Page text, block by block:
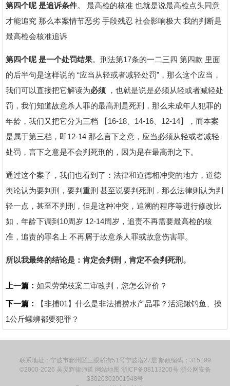
第四个呢 是追诉条件。 最高检的核准 也就是说最高检点头同意
才能追究 那么本案情节恶劣 手段残忍 社会影响极大 我的判断是
最高检会核准追诉
第四个呢 是一个处罚结果。刑法第17条的一二三四 第四款 里面
的后半句是这样说的 “应当从轻或者减轻处罚”，那么这个应当，
我们可以直接把它解读为必须 ，也就是说是必须从轻或者减轻处
罚，我们知道故意杀人罪的最高刑是死刑，那么未成年人犯罪的
年龄，我们又把它分为三档 【16-18、14-16、12-14】，而本案
是属于第三档，即12-14 那么言下之意，应当必须从轻或者减轻
处罚，言下之意是不会判死刑的，因为是在最高刑之下。
通过这个案子，我们也看到了：法律和道德相冲突的地方，道德
舆论认为要判刑，要判重刑 甚至说要判死刑，那么法律则认为判
轻一点，甚至不判刑，但是这种冲突，追溯的程序等进行修改比
如，年龄下调到10周岁 12-14周岁，追责不再需要最高检的核
准，追责的罪名上 不再屑于故意杀人罪或故意伤害罪。
所以我最终的结论是 ： 肯定会判刑 ， 肯定不会判死刑 。
上一篇： 如果劳荣枝案二审改判，您怎么评价？
下一篇：
【非捕01】什么是非法捕捞水产品罪？活泥鳅钓鱼、摸
1公斤螺蛳都要犯罪？
联系地址：宁波市鄞州区三眼桥街51号宁波塔27层 邮政编码：315199
©2000-2026 吴灵辉律师道 网站地图 浙ICP备08113200号 浙公网安备
33020302001948号